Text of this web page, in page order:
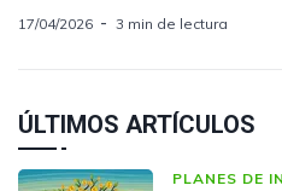
17/04/2026 3 min de lectura
ÚLTIMOS ARTÍCULOS
PLANES DE